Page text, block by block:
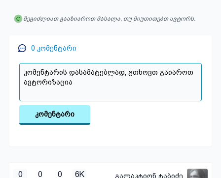
შეგიძლიათ გააზიაროთ მასალა, თუ მიუთითებთ ავტორს.
0 კომენტარი
კომენტარი
0 0 0 6K გალაკტიონ ტაბიძე